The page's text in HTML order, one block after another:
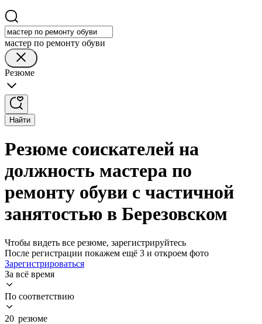
мастер по ремонту обуви
Резюме
Найти
Резюме соискателей на
должность мастера по
ремонту обуви с частичной
занятостью в Березовском
Чтобы видеть все резюме, зарегистрируйтесь
После регистрации покажем ещё 3 и откроем фото
Зарегистрироваться
За всё время
По соответствию
20 резюме